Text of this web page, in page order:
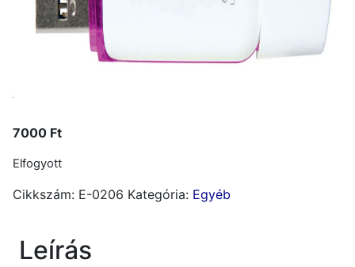
7000 Ft
Elfogyott
Cikkszám: E-0206 Kategória: Egyéb
Leírás